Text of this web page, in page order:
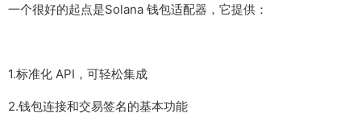
一个很好的起点是Solana 钱包适配器，它提供：
1.标准化 API，可轻松集成
2.钱包连接和交易签名的基本功能